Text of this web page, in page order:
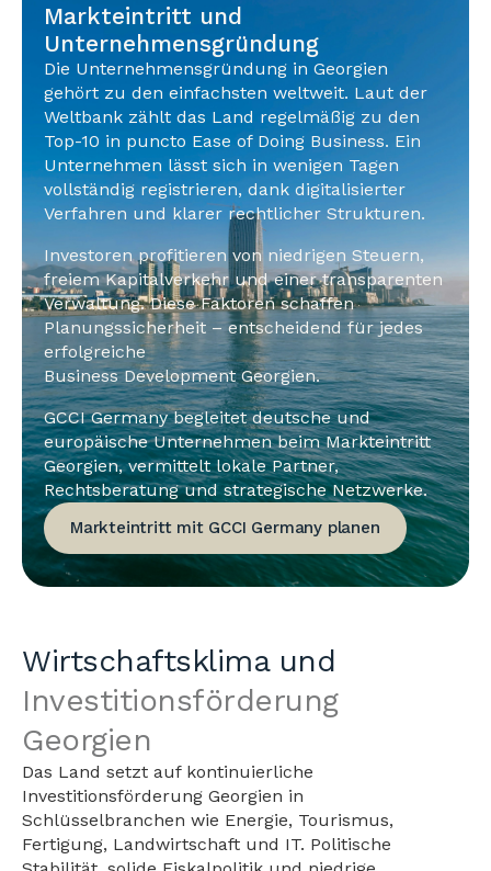
Markteintritt und
Unternehmensgründung
Die Unternehmensgründung in Georgien
gehört zu den einfachsten weltweit. Laut der
Weltbank zählt das Land regelmäßig zu den
Top-10 in puncto Ease of Doing Business. Ein
Unternehmen lässt sich in wenigen Tagen
vollständig registrieren, dank digitalisierter
Verfahren und klarer rechtlicher Strukturen.
Investoren profitieren von niedrigen Steuern,
freiem Kapitalverkehr und einer transparenten
Verwaltung. Diese Faktoren schaffen
Planungssicherheit – entscheidend für jedes
erfolgreiche
Business Development Georgien.
GCCI Germany begleitet deutsche und
europäische Unternehmen beim Markteintritt
Georgien, vermittelt lokale Partner,
Rechtsberatung und strategische Netzwerke.
Markteintritt mit GCCI Germany planen
Wirtschaftsklima und
Investitionsförderung
Georgien
Das Land setzt auf kontinuierliche
Investitionsförderung Georgien in
Schlüsselbranchen wie Energie, Tourismus,
Fertigung, Landwirtschaft und IT. Politische